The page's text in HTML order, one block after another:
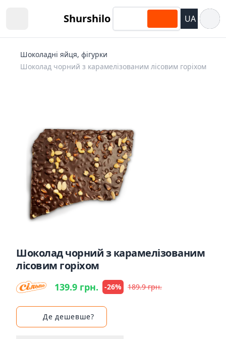
Shurshilo UA
Шоколадні яйця, фігурки
Шоколад чорний з карамелізованим лісовим горіхом
Шоколад чорний з карамелізованим
лісовим горіхом
139.9 грн. -26% 189.9 грн.
Де дешевше?